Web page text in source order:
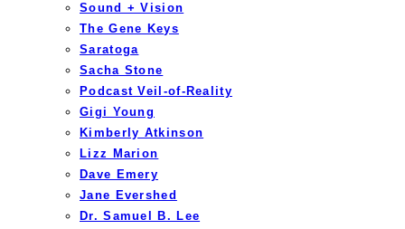
Sound + Vision
The Gene Keys
Saratoga
Sacha Stone
Podcast Veil-of-Reality
Gigi Young
Kimberly Atkinson
Lizz Marion
Dave Emery
Jane Evershed
Dr. Samuel B. Lee